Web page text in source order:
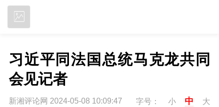
习近平同法国总统马克龙共同
会见记者
新湘评论网 2024-05-08 10:09:47 字号： 小 中 大